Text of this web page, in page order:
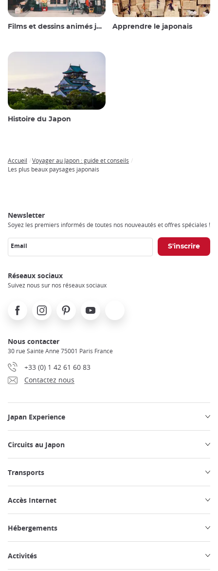
Films et dessins animés japonais Apprendre le japonais
Histoire du Japon
Breadcrumb
Accueil
Voyager au Japon : guide et conseils
Les plus beaux paysages japonais
Newsletter
Soyez les premiers informés de toutes nos nouveautés et offres spéciales !
Email
Réseaux sociaux
Suivez nous sur nos réseaux sociaux
FacebookInstagramPinterest Youtube
Nous contacter
30 rue Sainte Anne 75001 Paris France
+33 (0) 1 42 61 60 83
Contactez nous
Japan Experience
Circuits au Japon
Transports
Accès Internet
Hébergements
Activités